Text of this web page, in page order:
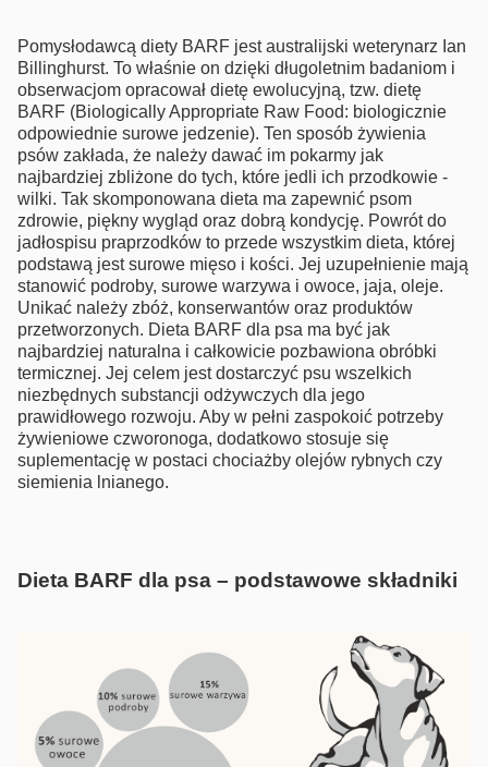
Pomysłodawcą diety BARF jest australijski weterynarz Ian
Billinghurst. To właśnie on dzięki długoletnim badaniom i
obserwacjom opracował dietę ewolucyjną, tzw. dietę
BARF (Biologically Appropriate Raw Food: biologicznie
odpowiednie surowe jedzenie). Ten sposób żywienia
psów zakłada, że należy dawać im pokarmy jak
najbardziej zbliżone do tych, które jedli ich przodkowie -
wilki. Tak skomponowana dieta ma zapewnić psom
zdrowie, piękny wygląd oraz dobrą kondycję. Powrót do
jadłospisu praprzodków to przede wszystkim dieta, której
podstawą jest surowe mięso i kości. Jej uzupełnienie mają
stanowić podroby, surowe warzywa i owoce, jaja, oleje.
Unikać należy zbóż, konserwantów oraz produktów
przetworzonych. Dieta BARF dla psa ma być jak
najbardziej naturalna i całkowicie pozbawiona obróbki
termicznej. Jej celem jest dostarczyć psu wszelkich
niezbędnych substancji odżywczych dla jego
prawidłowego rozwoju. Aby w pełni zaspokoić potrzeby
żywieniowe czworonoga, dodatkowo stosuje się
suplementację w postaci chociażby olejów rybnych czy
siemienia lnianego.
Dieta BARF dla psa – podstawowe składniki